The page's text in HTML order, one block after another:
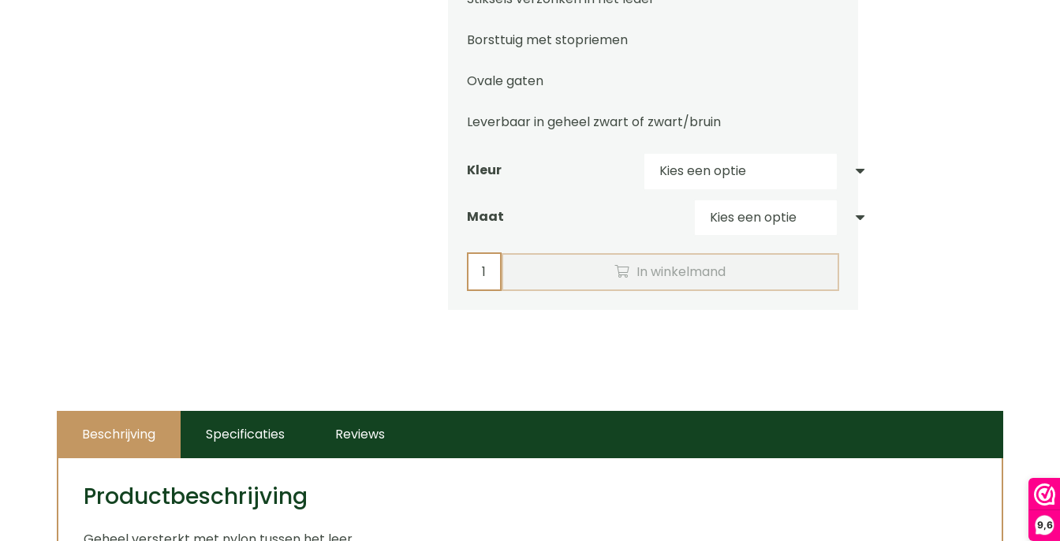
9,6
Borsttuig met stopriemen
Ovale gaten
Leverbaar in geheel zwart of zwart/bruin
Kleur
Maat
Tweespan
borsttuig
In winkelmand
Beschrijving Specificaties Reviews
Productbeschrijving